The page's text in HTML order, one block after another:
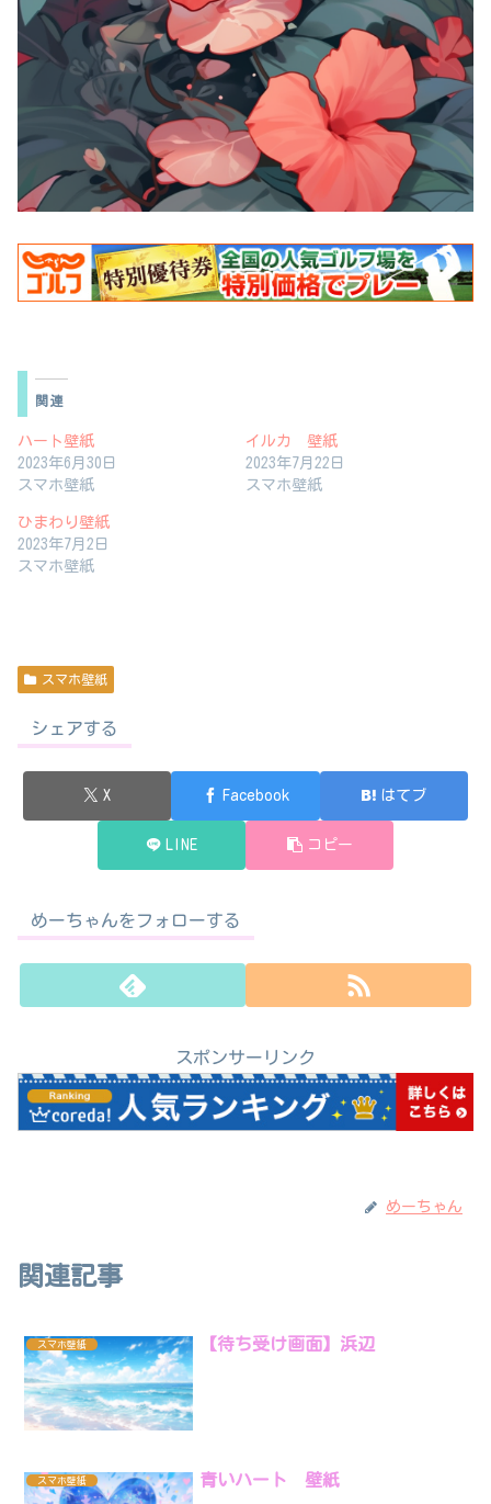
関連
ハート壁紙
2023年6月30日
スマホ壁紙
イルカ 壁紙
2023年7月22日
スマホ壁紙
ひまわり壁紙
2023年7月2日
スマホ壁紙
スマホ壁紙
シェアする
X Facebook はてブ
LINE コピー
めーちゃんをフォローする
スポンサーリンク
めーちゃん
関連記事
スマホ壁紙 【待ち受け画面】浜辺
スマホ壁紙 青いハート 壁紙